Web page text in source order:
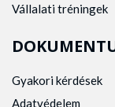
Vállalati tréningek
Gyakori kérdések
Adatvédelem